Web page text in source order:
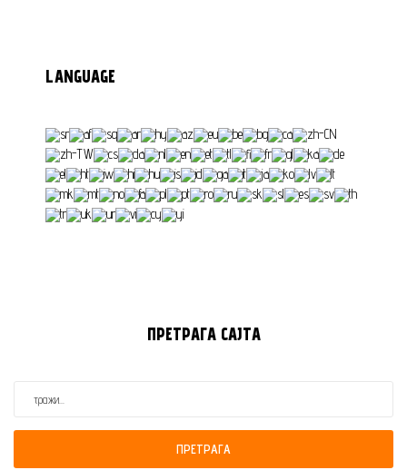
LANGUAGE
ПРЕТРАГА САЈТА
ПРЕТРАГА